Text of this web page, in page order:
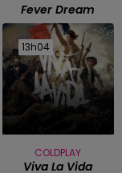
Fever Dream
13h04
13h04
COLDPLAY
Viva La Vida